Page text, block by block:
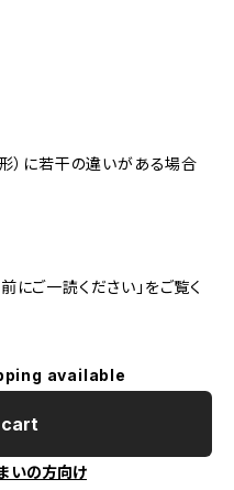
形）に若干の違いがある場合
にご一読ください」をご覧く
available
いの方向け